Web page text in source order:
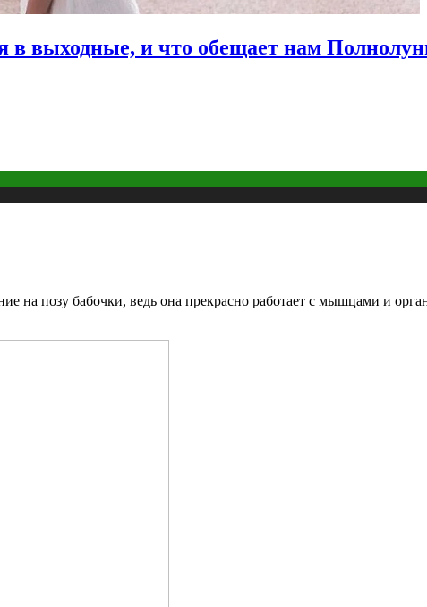
в выходные, и что обещает нам
на позу бабочки, ведь она прекрасно работает с мышцами и